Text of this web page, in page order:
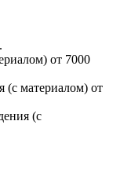
от 7000
(с материалом) от
(с